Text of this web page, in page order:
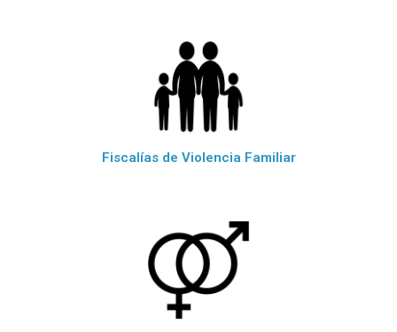
Fiscalías de Violencia Familiar